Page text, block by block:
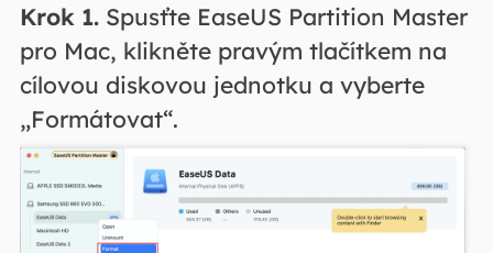
Krok 1.Spusťte EaseUS Partition Master
pro Mac, klikněte pravým tlačítkem na
cílovou diskovou jednotku a vyberte
„Formátovat“.